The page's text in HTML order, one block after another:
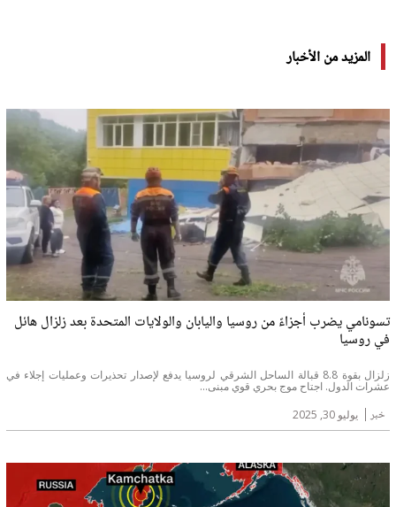
المزيد من الأخبار
تسونامي يضرب أجزاءً من روسيا واليابان والولايات المتحدة بعد زلزال هائل
في روسيا
خبر يوليو 30, 2025
زلزال بقوة 8.8 قبالة الساحل الشرقي لروسيا يدفع لإصدار تحذيرات وعمليات إجلاء في
عشرات الدول. اجتاح موج بحري قوي مبنى...